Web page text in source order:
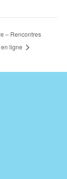
– Rencontres
ligne